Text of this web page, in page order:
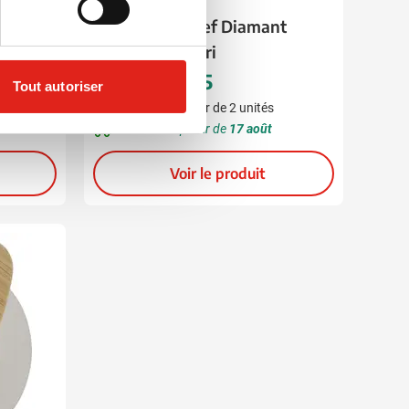
Tout autoriser
Couteau de chef Diamant
Sabatier Riyouri
à partir de 44,05
Marquage à partir de 2 unités
Livraison à partir de 17 août
Voir le produit